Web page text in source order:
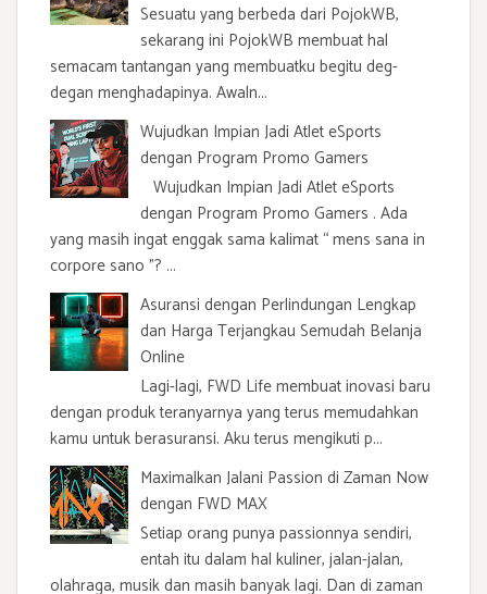
Sesuatu yang berbeda dari PojokWB,
sekarang ini PojokWB membuat hal
semacam tantangan yang membuatku begitu deg-
degan menghadapinya. Awaln...
Wujudkan Impian Jadi Atlet eSports
dengan Program Promo Gamers
Wujudkan Impian Jadi Atlet eSports
dengan Program Promo Gamers . Ada
yang masih ingat enggak sama kalimat “ mens sana in
corpore sano ”? ...
Asuransi dengan Perlindungan Lengkap
dan Harga Terjangkau Semudah Belanja
Online
Lagi-lagi, FWD Life membuat inovasi baru
dengan produk teranyarnya yang terus memudahkan
kamu untuk berasuransi. Aku terus mengikuti p...
Maximalkan Jalani Passion di Zaman Now
dengan FWD MAX
Setiap orang punya passionnya sendiri,
entah itu dalam hal kuliner, jalan-jalan,
olahraga, musik dan masih banyak lagi. Dan di zaman